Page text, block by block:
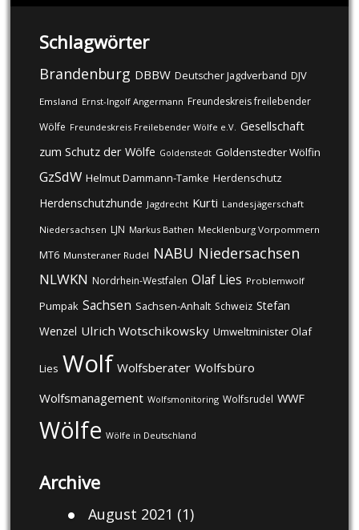
Schlagwörter
Brandenburg DBBW Deutscher Jagdverband DJV
Emsland Ernst-Ingolf Angermann Freundeskreis freilebender
Wölfe Freundeskreis Freilebender Wölfe e.V. Gesellschaft
zum Schutz der Wölfe Goldenstedt Goldenstedter Wölfin
GzSdW Helmut Dammann-Tamke Herdenschutz
Herdenschutzhunde Jagdrecht Kurti Landesjägerschaft
Niedersachsen LJN Markus Bathen Mecklenburg Vorpommern
MT6 Munsteraner Rudel NABU Niedersachsen
NLWKN Nordrhein-Westfalen Olaf Lies Problemwolf
Pumpak Sachsen Sachsen-Anhalt Schweiz Stefan
Wenzel Ulrich Wotschikowsky Umweltminister Olaf
Lies Wolf Wolfsberater Wolfsbüro
Wolfsmanagement Wolfsmonitoring Wolfsrudel WWF
Wölfe Wölfe in Deutschland
Archive
August 2021 (1)